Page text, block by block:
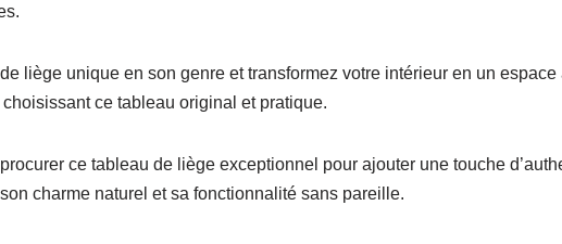
liège unique en son genre et transformez votre intérieur en un
ce tableau original et pratique.
ce tableau de liège exceptionnel pour ajouter une touche
charme naturel et sa fonctionnalité sans pareille.